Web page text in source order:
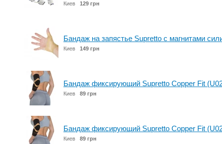
Киев 129 грн
Бандаж на запястье Supretto с магнитами
Киев 149 грн
Бандаж фиксирующий Supretto Copper Fit
Киев 89 грн
Бандаж фиксирующий Supretto Copper Fit
Киев 89 грн